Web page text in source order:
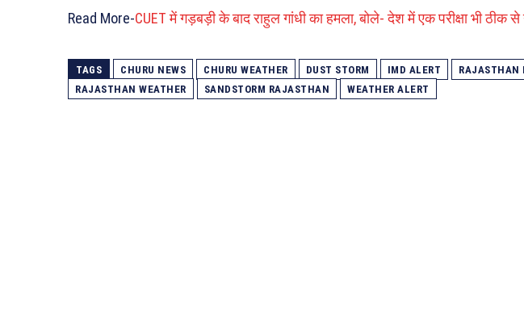
Read More-CUET में गड़बड़ी के बाद राहुल गांधी का हमला, बोले- देश में एक परीक्षा भी ठीक से
TAGS CHURU NEWS CHURU WEATHER DUST STORM IMD ALERT
RAJASTHAN
RAJASTHAN WEATHER
SANDSTORM RAJASTHAN WEATHER ALERT